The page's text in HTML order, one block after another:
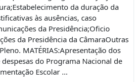
da duração da
às ausências, caso
da Presidência;Oficio
da Presidência da CâmaraOutras
MATÉRIAS:Apresentação dos
do Programa Nacional de
Escolar …